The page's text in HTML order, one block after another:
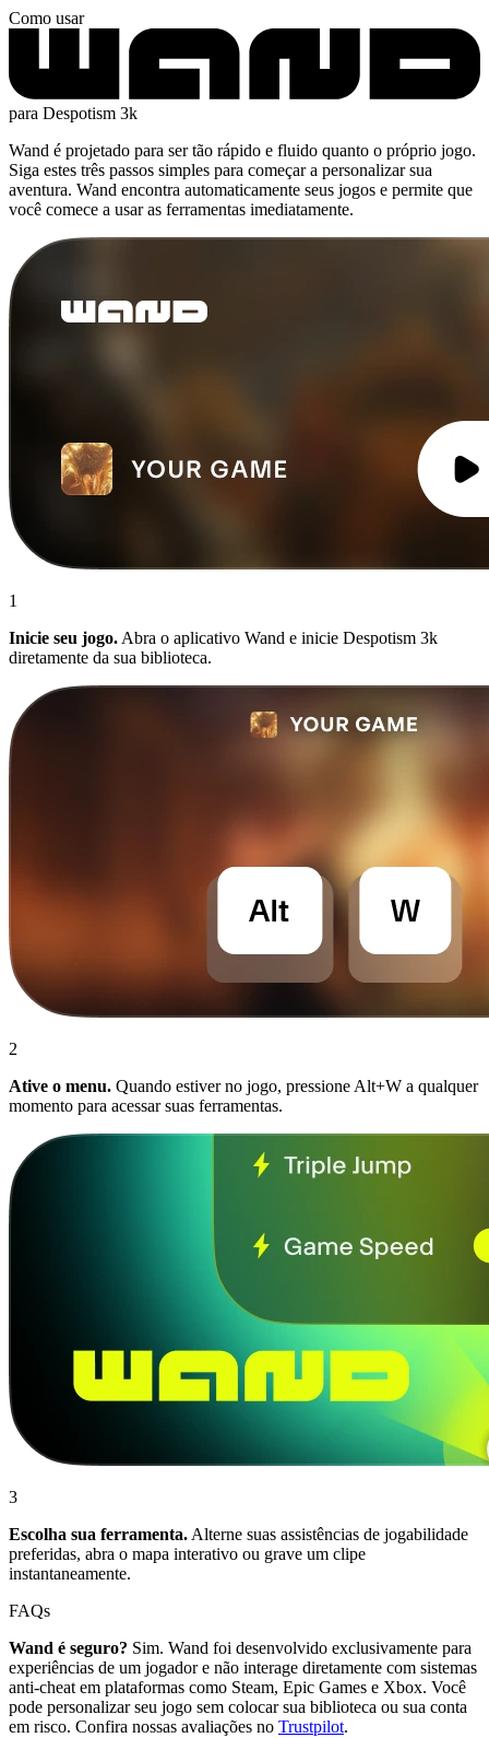
Como usar
para Despotism 3k
Wand é projetado para ser tão rápido e fluido quanto o próprio jogo.
Siga estes três passos simples para começar a personalizar sua
aventura. Wand encontra automaticamente seus jogos e permite que
você comece a usar as ferramentas imediatamente.
1
Inicie seu jogo. Abra o aplicativo Wand e inicie Despotism 3k
diretamente da sua biblioteca.
2
Ative o menu. Quando estiver no jogo, pressione Alt+W a qualquer
momento para acessar suas ferramentas.
3
Escolha sua ferramenta. Alterne suas assistências de jogabilidade
preferidas, abra o mapa interativo ou grave um clipe
instantaneamente.
FAQs
Wand é seguro? Sim. Wand foi desenvolvido exclusivamente para
experiências de um jogador e não interage diretamente com sistemas
anti-cheat em plataformas como Steam, Epic Games e Xbox. Você
pode personalizar seu jogo sem colocar sua biblioteca ou sua conta
em risco. Confira nossas avaliações no Trustpilot.